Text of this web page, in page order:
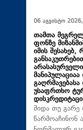
06 აგვისტო 2026,
თამთა
ფონზე
იმის
უსაფრთხო
შიდა თუ გარე